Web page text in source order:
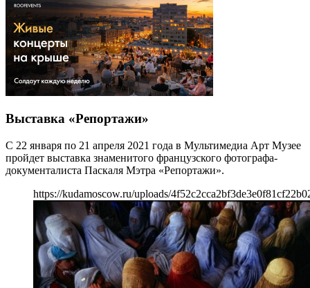
Выставка «Репортажи»
С 22 января по 21 апреля 2021 года в Мультимедиа Арт Музее
пройдет выставка знаменитого французского фотографа-
документалиста Паскаля Мэтра «Репортажи».
https://kudamoscow.ru/uploads/